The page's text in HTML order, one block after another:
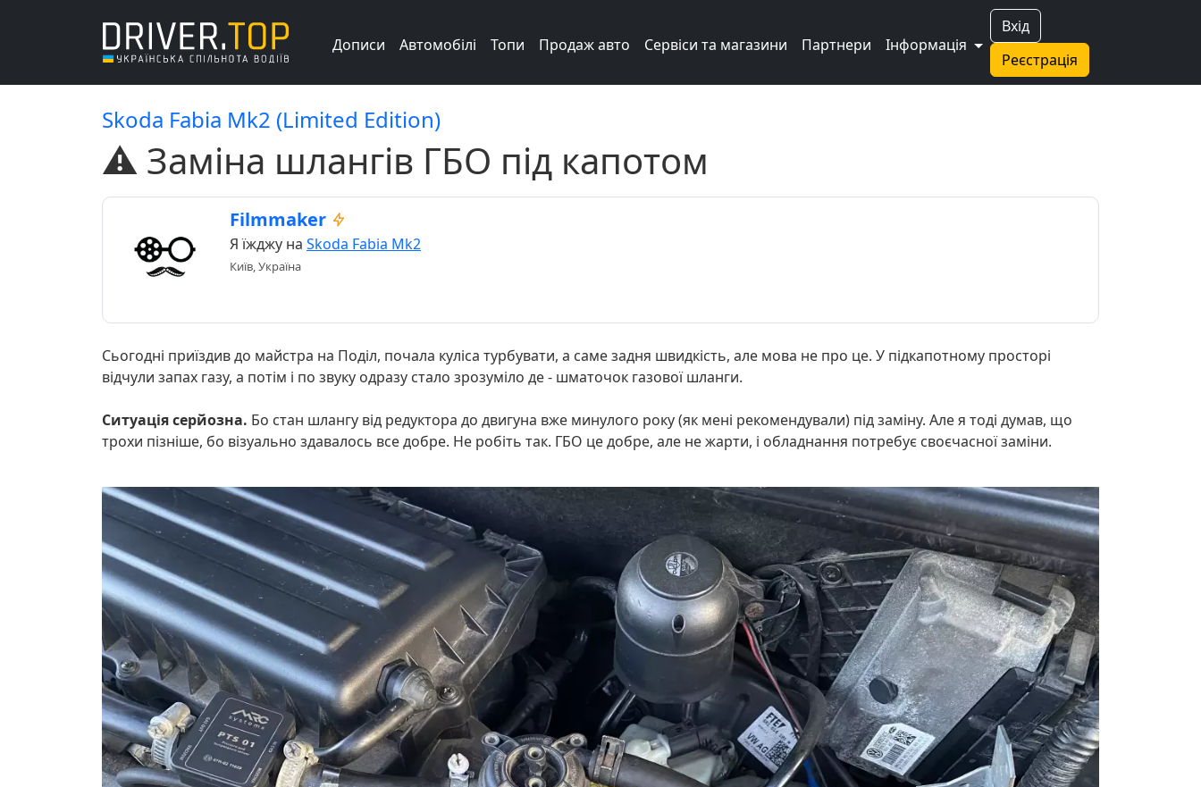
Вхід
Реєстрація
Дописи Автомобілі Топи Продаж авто Сервіси та магазини Партнери Інформація
Skoda Fabia Mk2 (Limited Edition)
⚠️ Заміна шлангів ГБО під капотом
Filmmaker
Я їжджу на Skoda Fabia Mk2
Київ, Україна
Сьогодні приїздив до майстра на Поділ, почала куліса турбувати, а саме задня швидкість, але мова не про це. У підкапотному просторі
відчули запах газу, а потім і по звуку одразу стало зрозуміло де - шматочок газової шланги.
Ситуація серйозна. Бо стан шлангу від редуктора до двигуна вже минулого року (як мені рекомендували) під заміну. Але я тоді думав, що
трохи пізніше, бо візуально здавалось все добре. Не робіть так. ГБО це добре, але не жарти, і обладнання потребує своєчасної заміни.